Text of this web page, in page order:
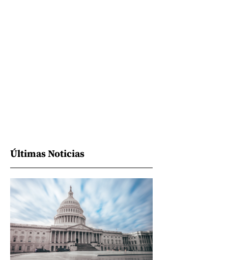
Últimas Noticias